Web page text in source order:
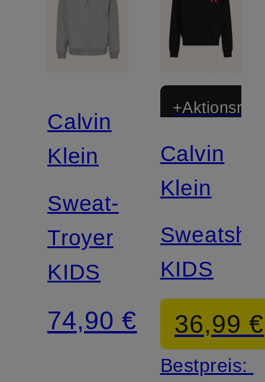
Calvin
Klein
Sweat-
Troyer
KIDS
74,90 €
Calvin
Klein
KIDS
36,99 €
Bestpreis: